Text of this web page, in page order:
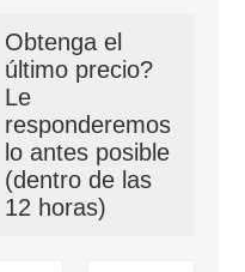
Obtenga el
último precio?
Le
responderemos
lo antes posible
(dentro de las
12 horas)